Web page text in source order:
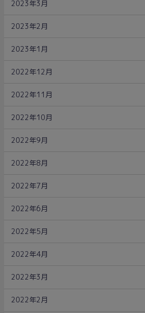
2023年3月
2023年2月
2023年1月
2022年12月
2022年11月
2022年10月
2022年9月
2022年8月
2022年7月
2022年6月
2022年5月
2022年4月
2022年3月
2022年2月